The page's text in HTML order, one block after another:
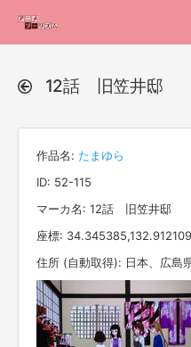
12話 旧笠井邸
作品名: たまゆら
ID: 52-115
マーカ名: 12話 旧笠井邸
座標: 34.345385,132.912109
住所 (自動取得): 日本、広島